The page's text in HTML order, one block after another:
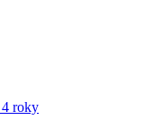
roky